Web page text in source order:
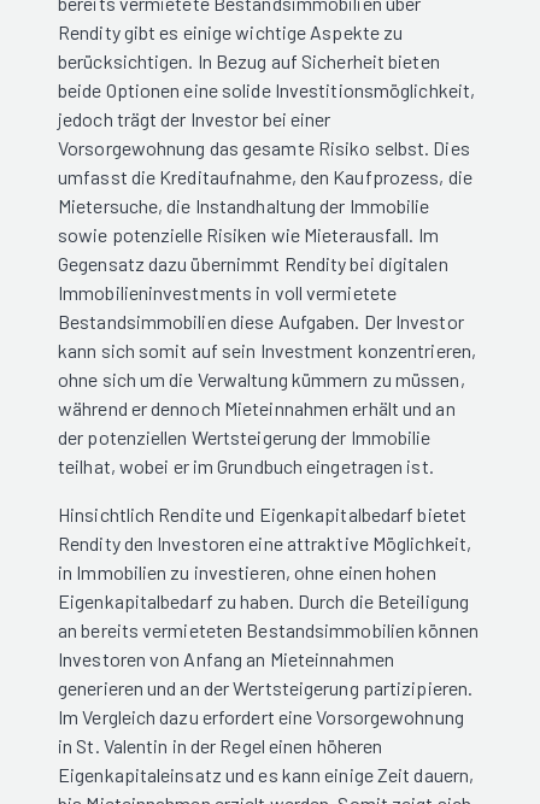
Rendity gibt es einige wichtige Aspekte zu
berücksichtigen. In Bezug auf Sicherheit bieten
beide Optionen eine solide Investitionsmöglichkeit,
jedoch trägt der Investor bei einer
Vorsorgewohnung das gesamte Risiko selbst. Dies
umfasst die Kreditaufnahme, den Kaufprozess, die
Mietersuche, die Instandhaltung der Immobilie
sowie potenzielle Risiken wie Mieterausfall. Im
Gegensatz dazu übernimmt Rendity bei digitalen
Immobilieninvestments in voll vermietete
Bestandsimmobilien diese Aufgaben. Der Investor
kann sich somit auf sein Investment konzentrieren,
ohne sich um die Verwaltung kümmern zu müssen,
während er dennoch Mieteinnahmen erhält und an
der potenziellen Wertsteigerung der Immobilie
teilhat, wobei er im Grundbuch eingetragen ist.
Hinsichtlich Rendite und Eigenkapitalbedarf bietet
Rendity den Investoren eine attraktive Möglichkeit,
in Immobilien zu investieren, ohne einen hohen
Eigenkapitalbedarf zu haben. Durch die Beteiligung
an bereits vermieteten Bestandsimmobilien können
Investoren von Anfang an Mieteinnahmen
generieren und an der Wertsteigerung partizipieren.
Im Vergleich dazu erfordert eine Vorsorgewohnung
in St. Valentin in der Regel einen höheren
Eigenkapitaleinsatz und es kann einige Zeit dauern,